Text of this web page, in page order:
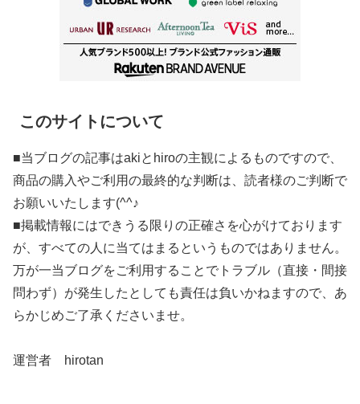
このサイトについて
■当ブログの記事はakiとhiroの主観によるものですので、
商品の購入やご利用の最終的な判断は、読者様のご判断で
お願いいたします(^^♪
■掲載情報にはできうる限りの正確さを心がけております
が、すべての人に当てはまるというものではありません。
万が一当ブログをご利用することでトラブル（直接・間接
問わず）が発生したとしても責任は負いかねますので、あ
らかじめご了承くださいませ。
運営者 hirotan